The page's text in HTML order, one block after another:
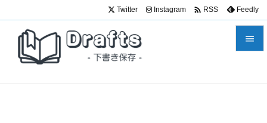

Twitter Instagram  RSS Feedly